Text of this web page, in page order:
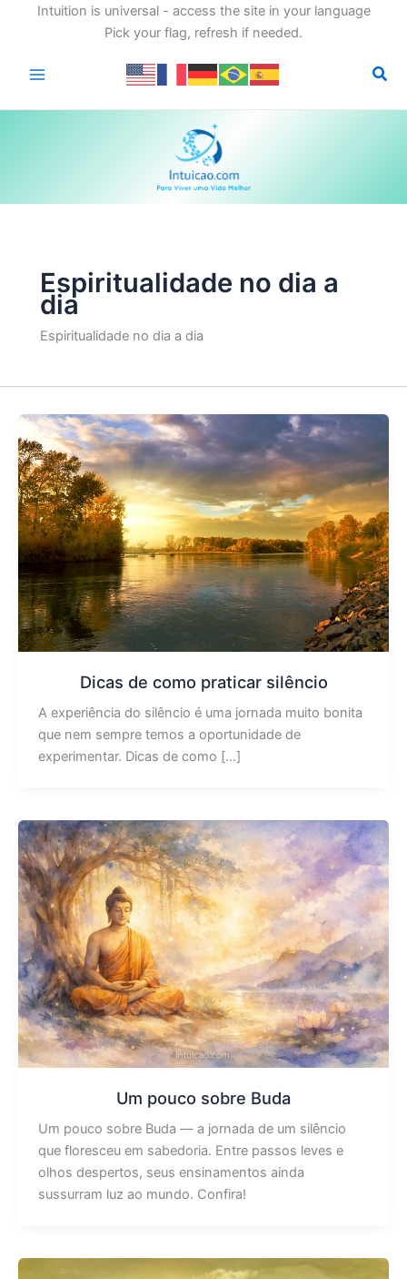
Intuition is universal - access the site in your language
Pick your flag, refresh if needed.
Espiritualidade no dia a
dia
Espiritualidade no dia a dia
Dicas de como praticar silêncio
A experiência do silêncio é uma jornada muito bonita
que nem sempre temos a oportunidade de
experimentar. Dicas de como […]
Um pouco sobre Buda
Um pouco sobre Buda — a jornada de um silêncio
que floresceu em sabedoria. Entre passos leves e
olhos despertos, seus ensinamentos ainda
sussurram luz ao mundo. Confira!